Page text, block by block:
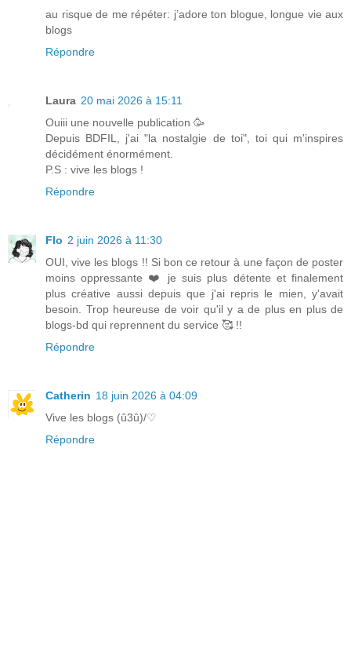
au risque de me répéter: j’adore ton blogue, longue vie aux
blogs
Répondre
Laura 20 mai 2026 à 15:11
Ouiii une nouvelle publication 🥳
Depuis BDFIL, j'ai "la nostalgie de toi", toi qui m'inspires
décidément énormément.
P.S : vive les blogs !
Répondre
Flo 2 juin 2026 à 11:30
OUI, vive les blogs !! Si bon ce retour à une façon de poster
moins oppressante ❤️ je suis plus détente et finalement
plus créative aussi depuis que j'ai repris le mien, y'avait
besoin. Trop heureuse de voir qu'il y a de plus en plus de
blogs-bd qui reprennent du service 🥰 !!
Répondre
Catherin 18 juin 2026 à 04:09
Vive les blogs (û3û)/♡
Répondre